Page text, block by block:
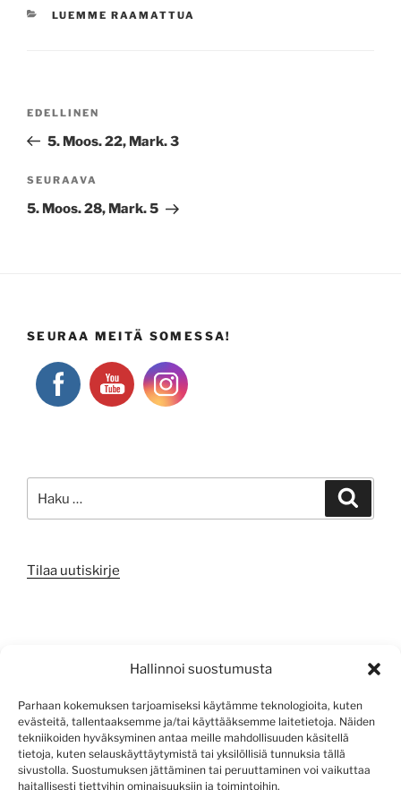
Hallinnoi suostumusta
Parhaan kokemuksen tarjoamiseksi käytämme teknologioita, kuten
evästeitä, tallentaaksemme ja/tai käyttääksemme laitetietoja. Näiden
tekniikoiden hyväksyminen antaa meille mahdollisuuden käsitellä
tietoja, kuten selauskäyttäytymistä tai yksilöllisiä tunnuksia tällä
sivustolla. Suostumuksen jättäminen tai peruuttaminen voi vaikuttaa
haitallisesti tiettyihin ominaisuuksiin ja toimintoihin.
KATEGORIAT
LUEMME RAAMATTUA
Edellinen
artikkeli
EDELLINEN
5. Moos. 22, Mark. 3
Seuraava
artikkeli
SEURAAVA
5. Moos. 28, Mark. 5
SEURAA MEITÄ SOMESSA!
Tilaa uutiskirje
Sisältösyöte
Kommenttisyöte